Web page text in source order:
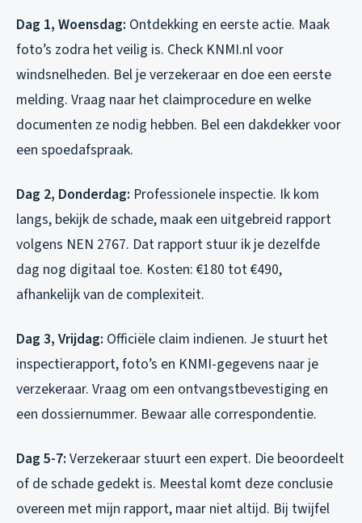
Dag 1, Woensdag: Ontdekking en eerste actie. Maak
foto’s zodra het veilig is. Check KNMI.nl voor
windsnelheden. Bel je verzekeraar en doe een eerste
melding. Vraag naar het claimprocedure en welke
documenten ze nodig hebben. Bel een dakdekker voor
een spoedafspraak.
Dag 2, Donderdag: Professionele inspectie. Ik kom
langs, bekijk de schade, maak een uitgebreid rapport
volgens NEN 2767. Dat rapport stuur ik je dezelfde
dag nog digitaal toe. Kosten: €180 tot €490,
afhankelijk van de complexiteit.
Dag 3, Vrijdag: Officiële claim indienen. Je stuurt het
inspectierapport, foto’s en KNMI-gegevens naar je
verzekeraar. Vraag om een ontvangstbevestiging en
een dossiernummer. Bewaar alle correspondentie.
Dag 5-7: Verzekeraar stuurt een expert. Die beoordeelt
of de schade gedekt is. Meestal komt deze conclusie
overeen met mijn rapport, maar niet altijd. Bij twijfel